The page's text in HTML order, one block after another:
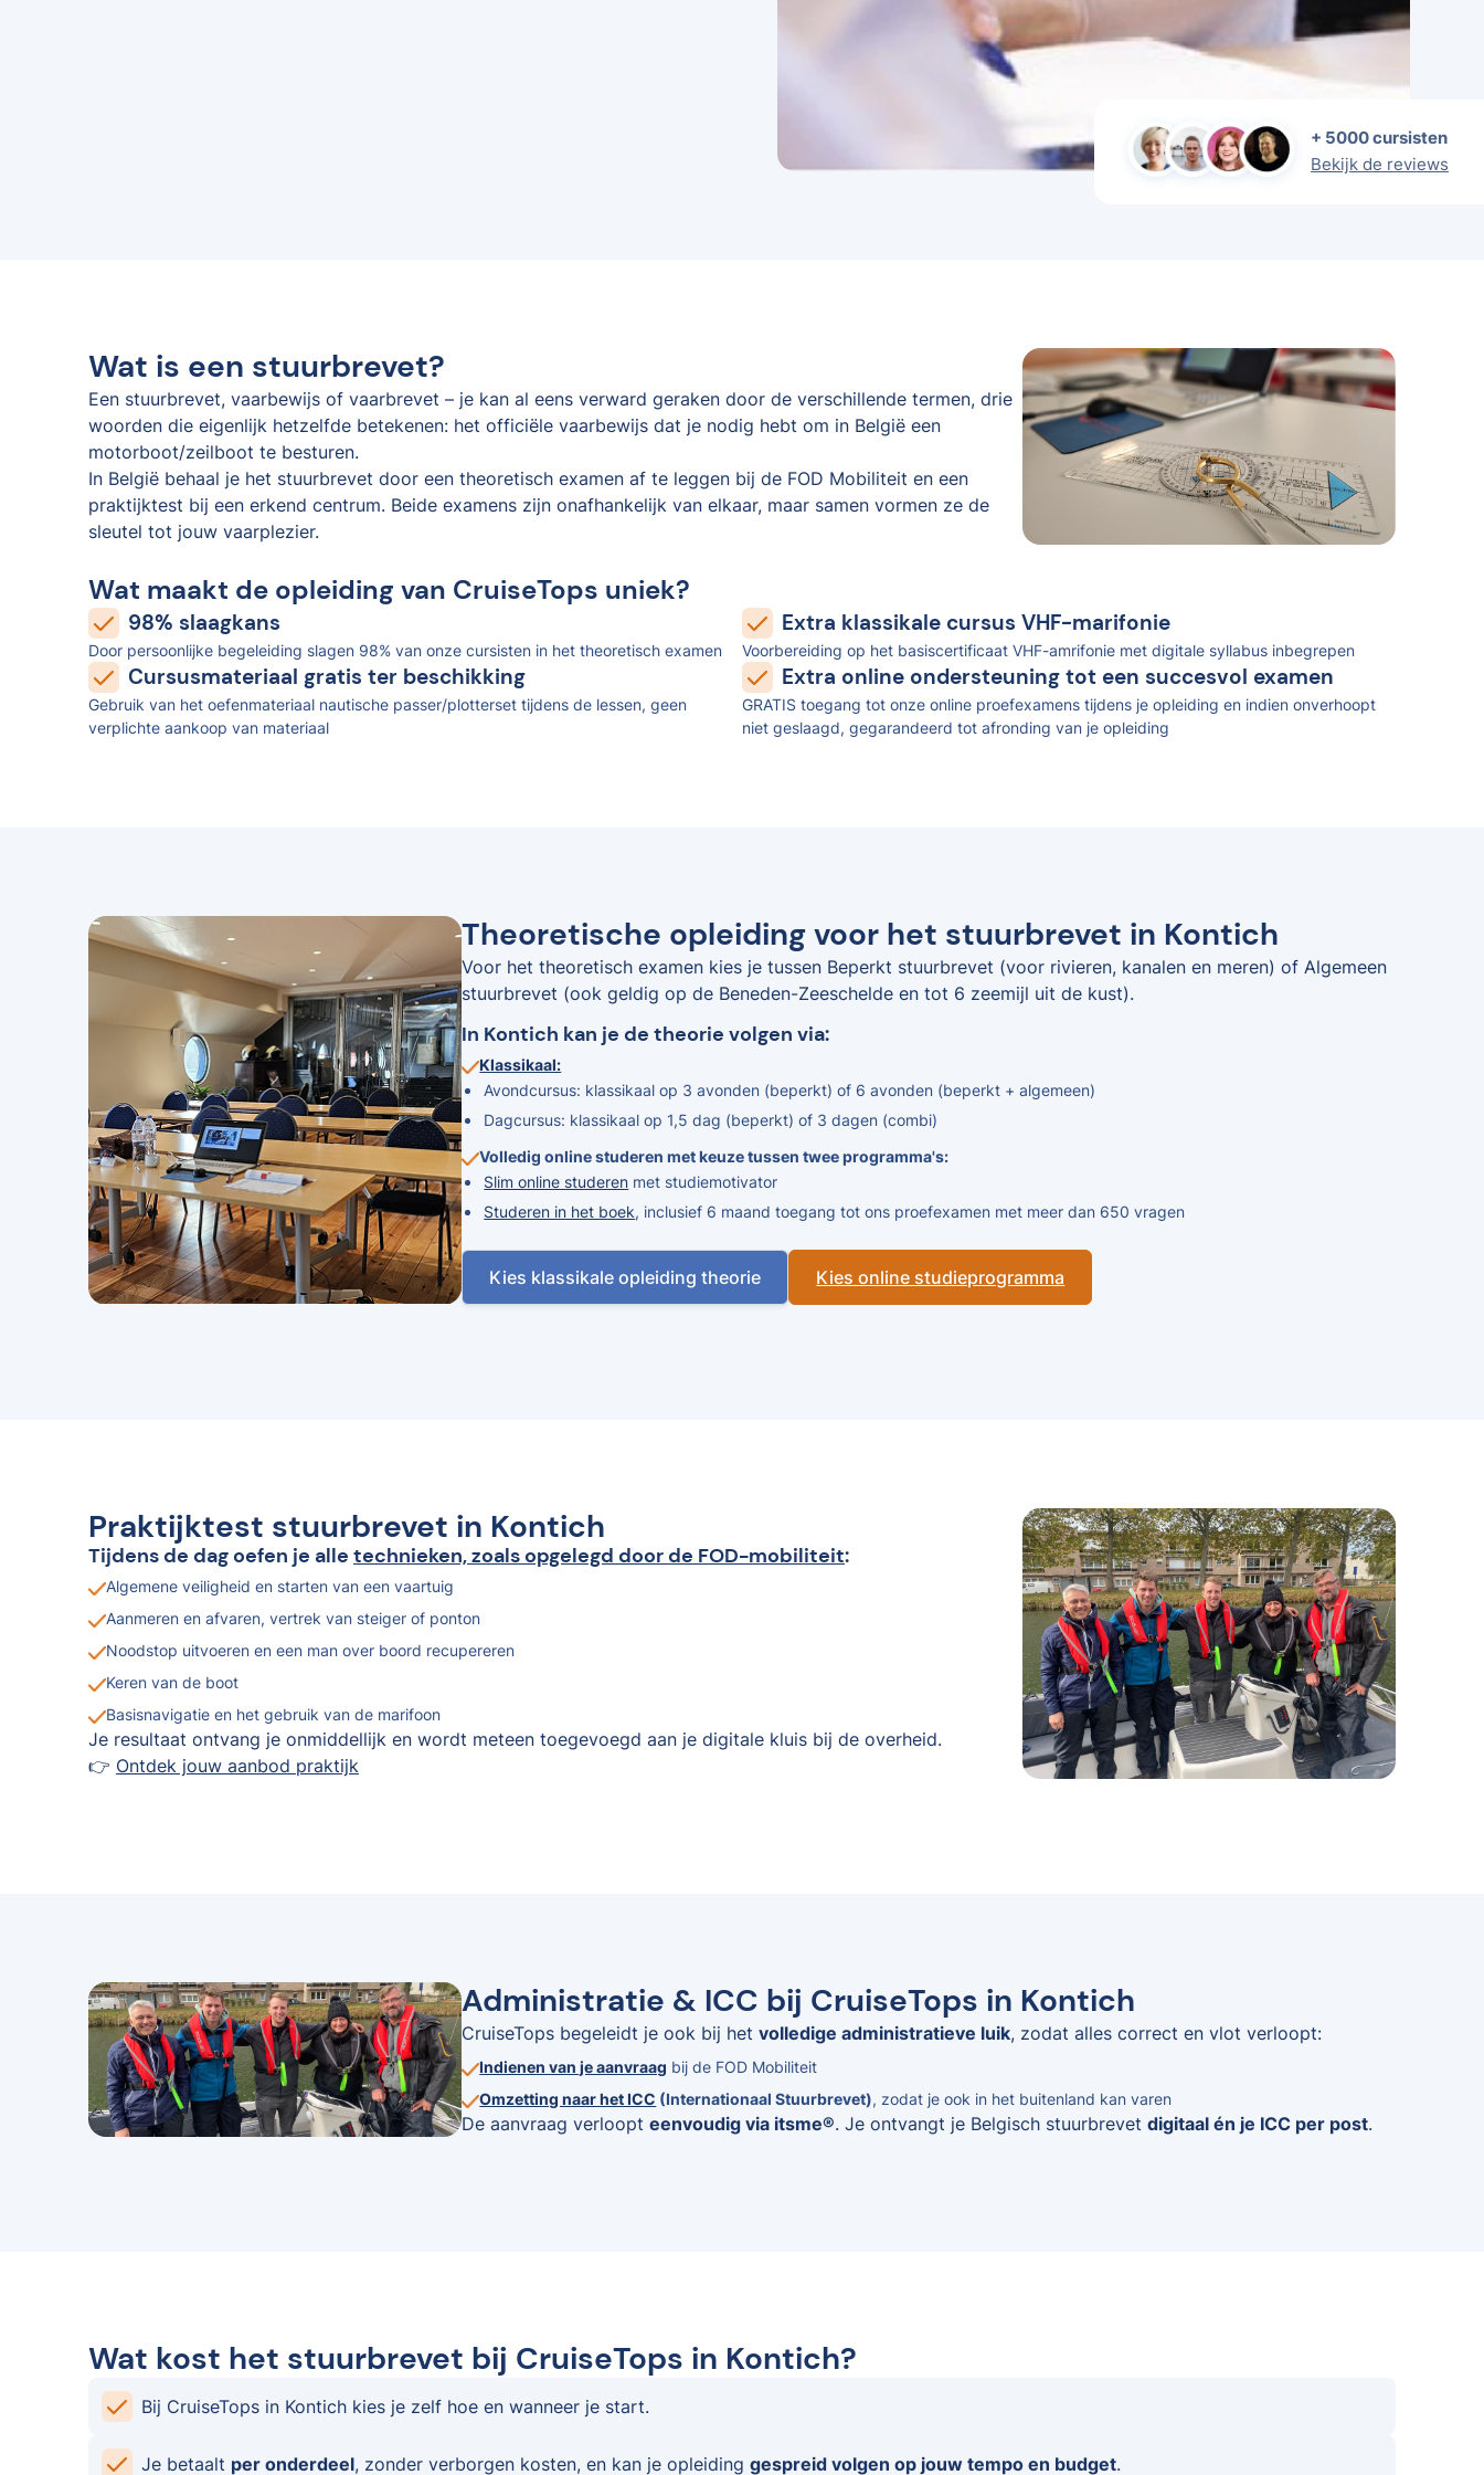
+ 5000 cursisten
Bekijk de reviews
Wat is een stuurbrevet?
Een stuurbrevet, vaarbewijs of vaarbrevet – je kan al eens verward geraken door de verschillende termen, drie
woorden die eigenlijk hetzelfde betekenen: het officiële vaarbewijs dat je nodig hebt om in België een
motorboot/zeilboot te besturen.
In België behaal je het stuurbrevet door een theoretisch examen af te leggen bij de FOD Mobiliteit en een
praktijktest bij een erkend centrum. Beide examens zijn onafhankelijk van elkaar, maar samen vormen ze de
sleutel tot jouw vaarplezier.
Wat maakt de opleiding van CruiseTops uniek?
98% slaagkans
Door persoonlijke begeleiding slagen 98% van onze cursisten in het theoretisch examen
Extra klassikale cursus VHF-marifonie
Voorbereiding op het basiscertificaat VHF-amrifonie met digitale syllabus inbegrepen
Cursusmateriaal gratis ter beschikking
Gebruik van het oefenmateriaal nautische passer/plotterset tijdens de lessen, geen
verplichte aankoop van materiaal
Extra online ondersteuning tot een succesvol examen
GRATIS toegang tot onze online proefexamens tijdens je opleiding en indien onverhoopt
niet geslaagd, gegarandeerd tot afronding van je opleiding
Theoretische opleiding voor het stuurbrevet in Kontich
Voor het theoretisch examen kies je tussen Beperkt stuurbrevet (voor rivieren, kanalen en meren) of Algemeen
stuurbrevet (ook geldig op de Beneden-Zeeschelde en tot 6 zeemijl uit de kust).
In Kontich kan je de theorie volgen via:
Klassikaal:
Avondcursus: klassikaal op 3 avonden (beperkt) of 6 avonden (beperkt + algemeen)
Dagcursus: klassikaal op 1,5 dag (beperkt) of 3 dagen (combi)
Volledig online studeren met keuze tussen twee programma's:
Slim online studeren met studiemotivator
Studeren in het boek, inclusief 6 maand toegang tot ons proefexamen met meer dan 650 vragen
Kies klassikale opleiding theorie Kies online studieprogramma
Praktijktest stuurbrevet in Kontich
Tijdens de dag oefen je alle technieken, zoals opgelegd door de FOD-mobiliteit:
Algemene veiligheid en starten van een vaartuig
Aanmeren en afvaren, vertrek van steiger of ponton
Noodstop uitvoeren en een man over boord recupereren
Keren van de boot
Basisnavigatie en het gebruik van de marifoon
Je resultaat ontvang je onmiddellijk en wordt meteen toegevoegd aan je digitale kluis bij de overheid.
👉 Ontdek jouw aanbod praktijk
Administratie & ICC bij CruiseTops in Kontich
CruiseTops begeleidt je ook bij hetvolledige administratieve luik, zodat alles correct en vlot verloopt:
Indienen van je aanvraag bij de FOD Mobiliteit
Omzetting naar het ICC (Internationaal Stuurbrevet), zodat je ook in het buitenland kan varen
De aanvraag verloopteenvoudig via itsme®. Je ontvangt je Belgisch stuurbrevetdigitaal én je ICC per post.
Wat kost het stuurbrevet bij CruiseTops in Kontich?
Bij CruiseTops in Kontich kies je zelf hoe en wanneer je start.
Je betaalt per onderdeel, zonder verborgen kosten, en kan je opleiding gespreid volgen op jouw tempo en budget.